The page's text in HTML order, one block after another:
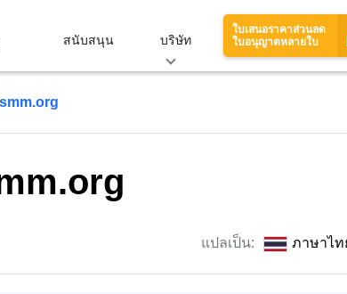
สนับสนุน บริษัท
ใบเสนอราคาส่วนลด
ใบอนุญาตหลายใบ
แปลเป็น: ภาษาไท